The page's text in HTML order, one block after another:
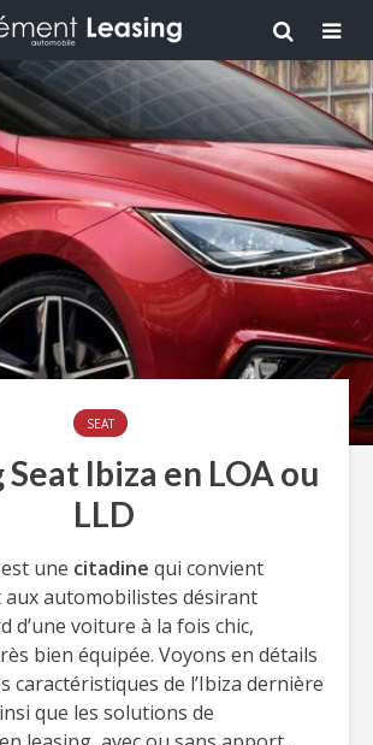
SEAT
Seat Ibiza en LOA ou
LLD
une citadine qui convient
automobilistes désirant
d’une voiture à la fois chic,
bien équipée. Voyons en détails
caractéristiques de l’Ibiza dernière
que les solutions de